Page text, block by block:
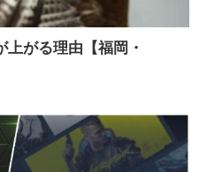
上がる理由【福岡・